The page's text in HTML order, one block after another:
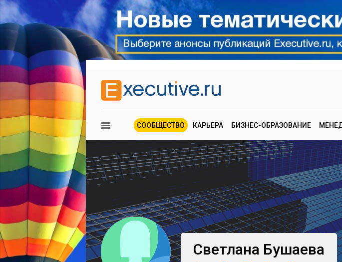
СООБЩЕСТВО КАРЬЕРА БИЗНЕС-ОБРАЗОВАНИЕ
Светлана Бушаева